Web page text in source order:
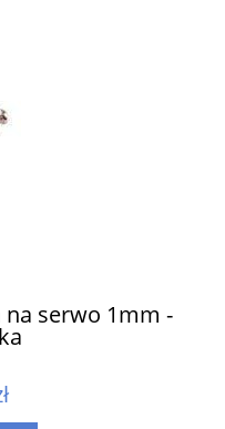
serwo 1mm -